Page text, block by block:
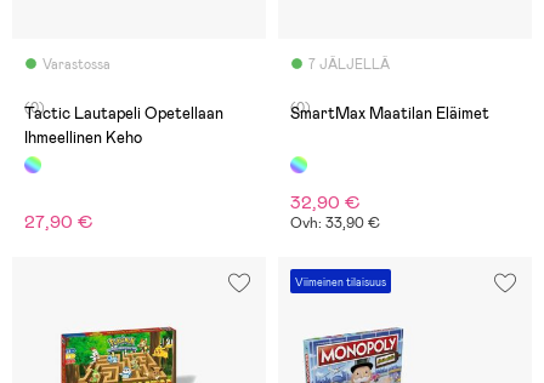
Varastossa
(0)
Tactic Lautapeli Opetellaan
Ihmeellinen Keho
27,90 €
7 JÄLJELLÄ
(0)
SmartMax Maatilan Eläimet
32,90 €
Ovh: 33,90 €
Viimeinen tilaisuus